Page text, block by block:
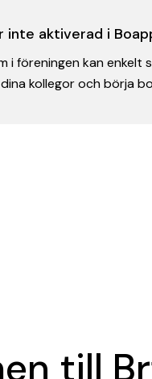
inte aktiverad i
i föreningen kan
kollegor och börja
till